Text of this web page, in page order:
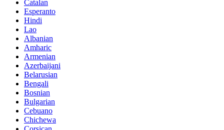
Catalan
Esperanto
Hindi
Lao
Albanian
Amharic
Armenian
Azerbaijani
Belarusian
Bengali
Bosnian
Bulgarian
Cebuano
Chichewa